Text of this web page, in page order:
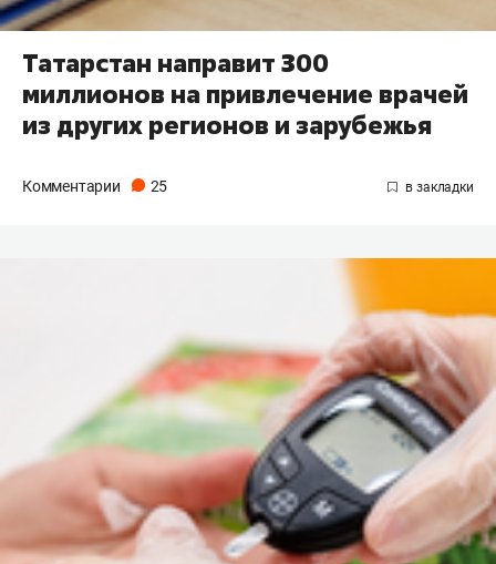
Татарстан направит 300
миллионов на привлечение врачей
из других регионов и зарубежья
Комментарии 25